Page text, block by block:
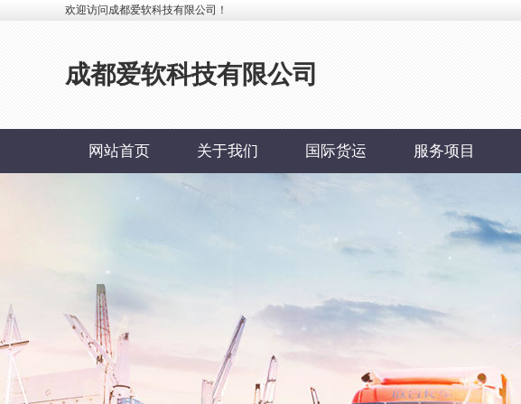
欢迎访问成都爱软科技有限公司！
成都爱软科技有限公司
网站首页 关于我们 国际货运 服务项目